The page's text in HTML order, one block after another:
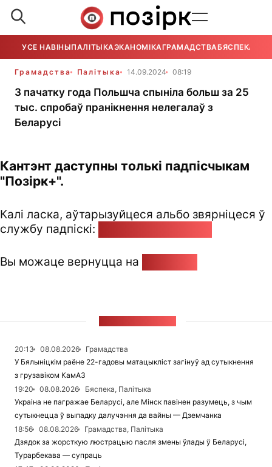
УСЕ НАВІНЫПАЛІТЫКАЭКАНОМІКАГРАМАДСТВАБЯСПЕКА
Грамадства Палітыка 14.09.2024 08:19
З пачатку года Польшча спыніла больш за 25
тыс. спробаў пранікнення нелегалаў з
Беларусі
Кантэнт даступны толькі падпісчыкам
"Позірк+".
Калі ласка, аўтарызуйцеся альбо звярніцеся ў
службу падпіскі:
Вы можаце вернуцца на
20:13 08.08.2026
Грамадства
У Бялыніцкім раёне 22-гадовы матацыкліст загінуў ад сутыкнення
з грузавіком КамАЗ
19:20
08.08.2026
Бяспека, Палітыка
Украіна не пагражае Беларусі, але Мінск павінен разумець, з чым
сутыкнецца ў выпадку далучэння да вайны — Дземчанка
18:56
08.08.2026
Грамадства, Палітыка
Дзядок за жорсткую люстрацыю пасля змены ўлады ў Беларусі,
Турарбекава — супраць